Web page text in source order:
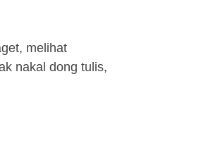
melihat
nakal dong tulis,